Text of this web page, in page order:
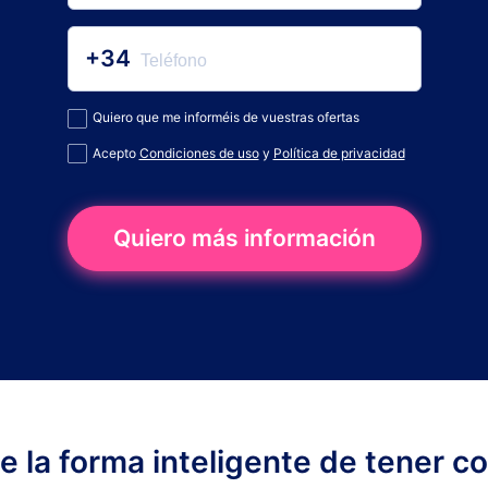
+34
Quiero que me informéis de vuestras ofertas
Acepto Condiciones de usoy Política de privacidad
Quiero más información
la forma inteligente de tener